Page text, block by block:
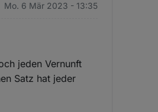
Mo. 6 Mär 2023 - 13:35
jeden Vernunft
Satz hat jeder